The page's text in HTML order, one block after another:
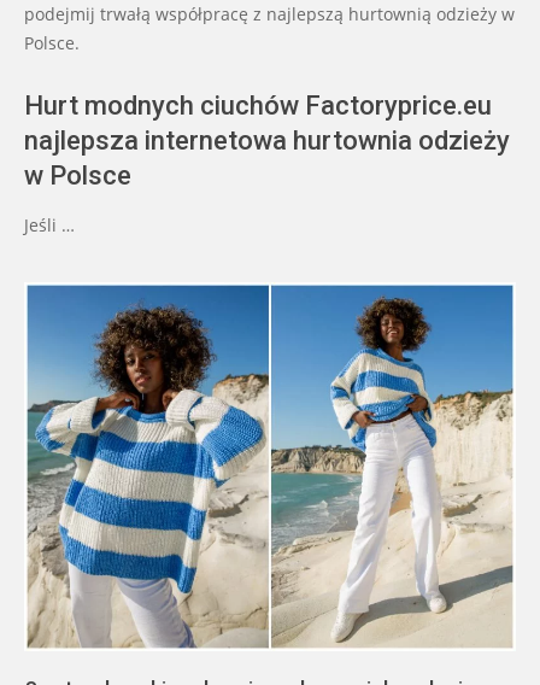
podejmij trwałą współpracę z najlepszą hurtownią odzieży w
Polsce.
Hurt modnych ciuchów Factoryprice.eu
najlepsza internetowa hurtownia odzieży
w Polsce
Jeśli …